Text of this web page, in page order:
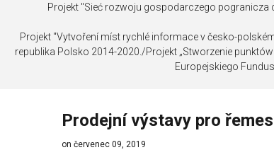
Projekt "Sieć rozwoju gospodarczego pogranicza
Projekt "Vytvoření míst rychlé informace v česko-
republika Polsko 2014-2020./Projekt „Stworzenie
Europejskiego
Prodejní výstavy pro
on červenec 09, 2019